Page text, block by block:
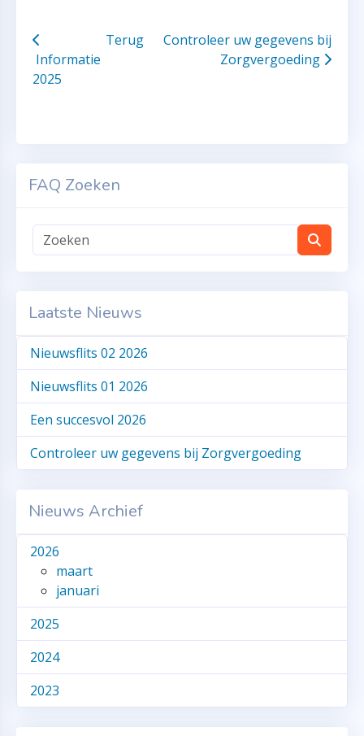
Informatie
2025
Terug
Controleer uw gegevens bij
Zorgvergoeding
FAQ Zoeken
Laatste Nieuws
Nieuwsflits 02 2026
Nieuwsflits 01 2026
Een succesvol 2026
Controleer uw gegevens bij Zorgvergoeding
Nieuws Archief
2026
maart
januari
2025
2024
2023